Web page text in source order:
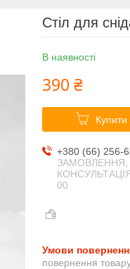
Стіл для
В наявності
390 ₴
Купити
+380 (66) 256-
ЗАМОВЛЕННЯ,
00
повернення